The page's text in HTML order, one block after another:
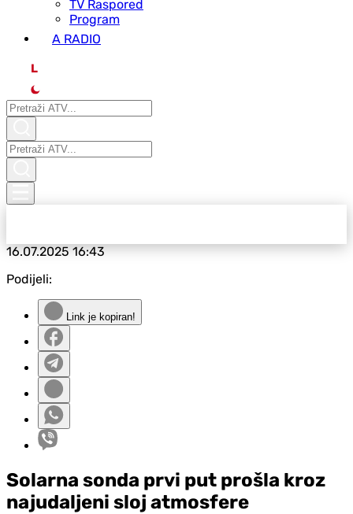
ТV Raspored
Program
A RADIO
L
16.07.202516:43
Podijeli:
Link je kopiran!
Solarna sonda prvi put prošla kroz
najudaljeni sloj atmosfere